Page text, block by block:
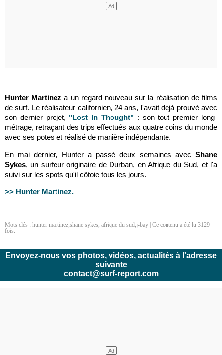
Hunter Martinez a un regard nouveau sur la réalisation de films
de surf. Le réalisateur californien, 24 ans, l'avait déjà prouvé avec
son dernier projet, "Lost In Thought" : son tout premier long-
métrage, retraçant des trips effectués aux quatre coins du monde
avec ses potes et réalisé de manière indépendante.
En mai dernier, Hunter a passé deux semaines avec Shane
Sykes, un surfeur originaire de Durban, en Afrique du Sud, et l'a
suivi sur les spots qu'il côtoie tous les jours.
>> Hunter Martinez.
Mots clés : hunter martinez;shane sykes, afrique du sud;j-bay | Ce contenu a été lu 3129
fois.
Envoyez-nous vos photos, vidéos, actualités à l'adresse
suivante
contact@surf-report.com